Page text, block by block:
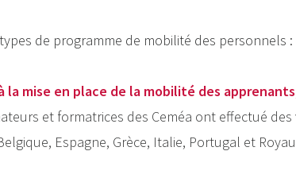
de programme de mobilité des personnels :
la mise en place de la mobilité des apprenants
et formatrices des Ceméa ont effectué des
Espagne, Grèce, Italie, Portugal et